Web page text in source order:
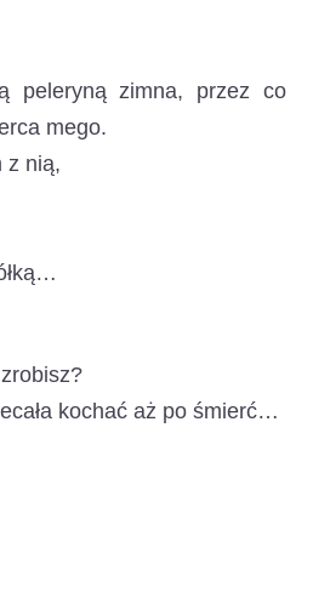
peleryną zimna, przez co
mego.
z nią,
kochać aż po śmierć…